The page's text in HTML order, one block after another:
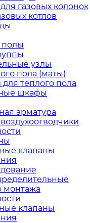
газовых колонок
котлов
узлы
пола (маты)
теплого пола
шкафы
арматура
клапаны
монтажа
клапаны